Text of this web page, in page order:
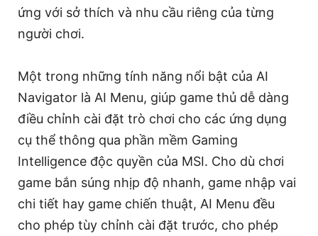
ứng với sở thích và nhu cầu riêng của từng
người chơi.
Một trong những tính năng nổi bật của AI
Navigator là AI Menu, giúp game thủ dễ dàng
điều chỉnh cài đặt trò chơi cho các ứng dụng
cụ thể thông qua phần mềm Gaming
Intelligence độc quyền của MSI. Cho dù chơi
game bắn súng nhịp độ nhanh, game nhập vai
chi tiết hay game chiến thuật, AI Menu đều
cho phép tùy chỉnh cài đặt trước, cho phép